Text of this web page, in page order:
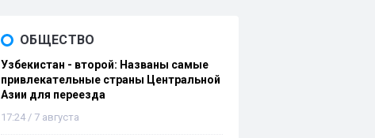
ОБЩЕСТВО
Узбекистан - второй: Названы самые
привлекательные страны Центральной
Азии для переезда
17:24 / 7 августа